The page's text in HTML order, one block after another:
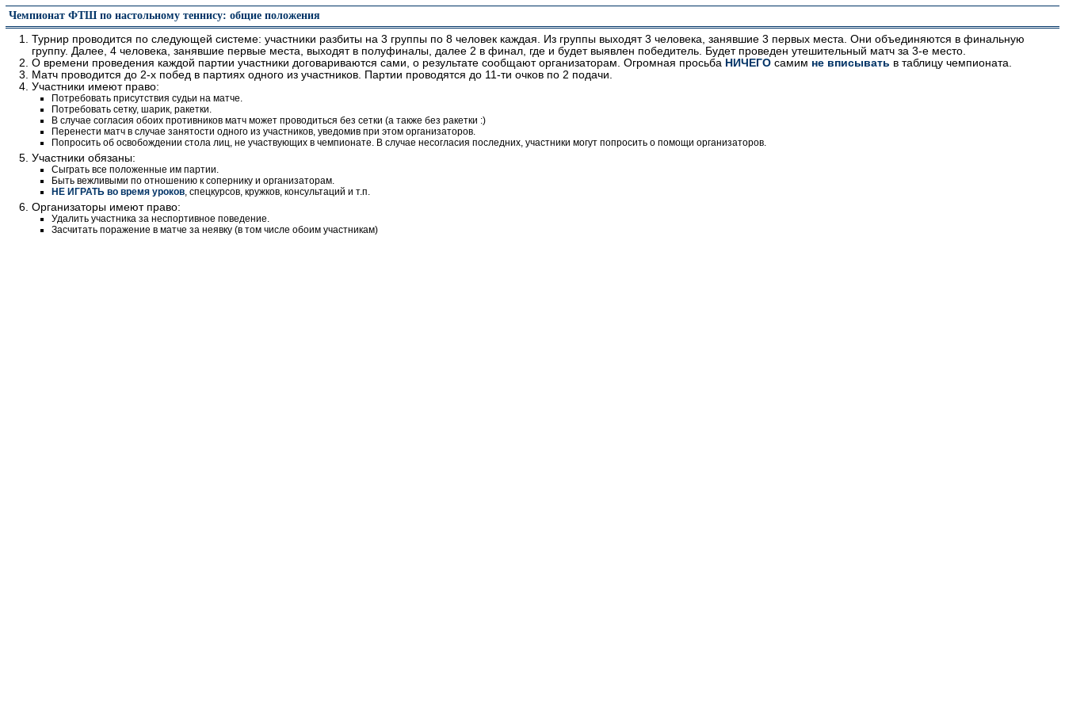
Чемпионат ФТШ по настольному теннису: общие положения
Турнир проводится по следующей системе: участники разбиты на 3 группы по 8 человек каждая. Из группы выходят 3 человека, занявшие 3 первых места. Они объединяются в финальную
группу. Далее, 4 человека, занявшие первые места, выходят в полуфиналы, далее 2 в финал, где и будет выявлен победитель. Будет проведен утешительный матч за 3-е место.
О времени проведения каждой партии участники договариваются сами, о результате сообщают организаторам. Огромная просьба НИЧЕГОсамим не вписывать в таблицу чемпионата.
Матч проводится до 2-х побед в партиях одного из участников. Партии проводятся до 11-ти очков по 2 подачи.
Участники имеют право:
Потребовать присутствия судьи на матче.
Потребовать сетку, шарик, ракетки.
В случае согласия обоих противников матч может проводиться без сетки (а также без ракетки :)
Перенести матч в случае занятости одного из участников, уведомив при этом организаторов.
Попросить об освобождении стола лиц, не участвующих в чемпионате. В случае несогласия последних, участники могут попросить о помощи организаторов.
Участники обязаны:
Сыграть все положенные им партии.
Быть вежливыми по отношению к сопернику и организаторам.
НЕ ИГРАТЬ во время уроков, спецкурсов, кружков, консультаций и т.п.
Организаторы имеют право:
Удалить участника за неспортивное поведение.
Засчитать поражение в матче за неявку (в том числе обоим участникам)